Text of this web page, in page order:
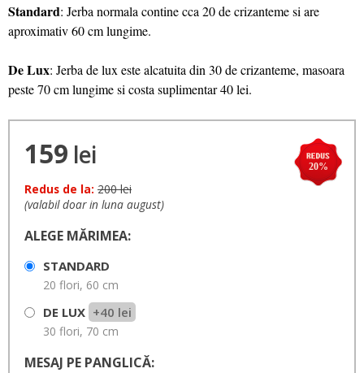
Standard: Jerba normala contine cca 20 de crizanteme si are
aproximativ 60 cm lungime.
De Lux: Jerba de lux este alcatuita din 30 de crizanteme, masoara
peste 70 cm lungime si costa suplimentar 40 lei.
20%
159 lei
Redus de la: 200 lei
(valabil doar in luna august)
ALEGE MĂRIMEA:
STANDARD
20 flori, 60 cm
DE LUX +40 lei
30 flori, 70 cm
MESAJ PE PANGLICĂ: